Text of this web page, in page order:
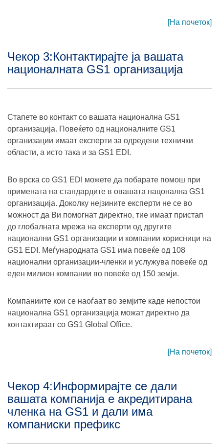
[На почеток]
Чекор 3:Контактирајте ја вашата
националната GS1 организација
Стапете во контакт со вашата национална GS1
организација. Повеќето од националните GS1
организации имаат експерти за одредени технички
области, а исто така и за GS1 EDI.
Во врска со GS1 EDI можете да побарате помош при
примената на стандардите в овашата нацонална GS1
организација. Доколку нејзините експерти не се во
можност да Ви помогнат директно, тие имаат пристап
до глобалната мрежа на експерти од другите
национални GS1 организации и компании корисници на
GS1 EDI. Меѓународната GS1 има повеќе од 108
национални организации-членки и услужува повеќе од
еден милион компании во повеќе од 150 земји.
Компаниите кои се наоѓаат во земјите каде непостои
национална GS1 организација можат директно да
контактираат со GS1 Global Office.
[На почеток]
Чекор 4:Информирајте се дали
вашата компанија е акредитирана
членка на GS1 и дали има
компаниски префикс